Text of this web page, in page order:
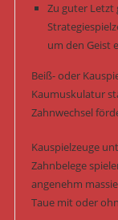
Zu guter Letzt
um den Geist
Beiß- oder
Kaumuskulatur
Zahnwechsel
Kauspielzeuge
Zahnbelege
angenehm
Taue mit oder